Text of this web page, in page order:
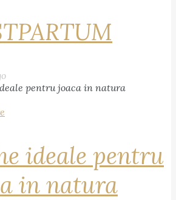
ideale pentru
in natura